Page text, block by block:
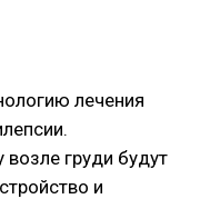
лечения
груди будут
и